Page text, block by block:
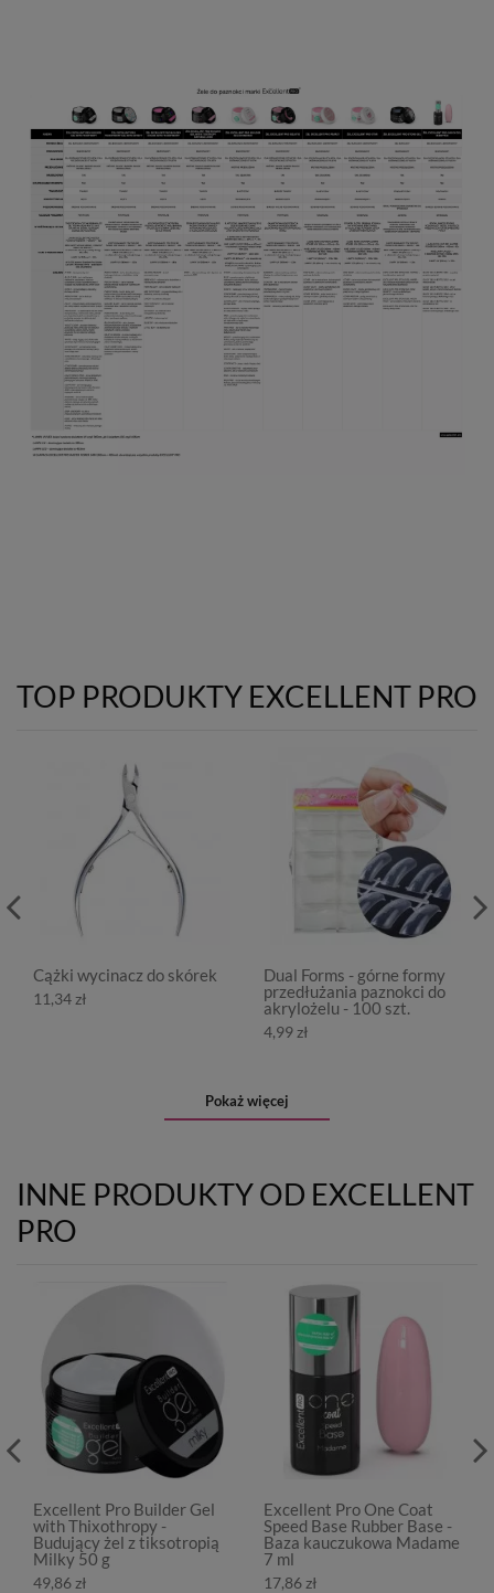
TOP PRODUKTY EXCELLENT PRO
Cążki wycinacz do skórek
11,34 zł
Dual Forms - górne formy
przedłużania paznokci do
akrylożelu - 100 szt.
4,99 zł
Pokaż więcej
INNE PRODUKTY OD EXCELLENT
PRO
Excellent Pro Builder Gel
with Thixothropy -
Budujący żel z tiksotropią
Milky 50 g
49,86 zł
Excellent Pro One Coat
Speed Base Rubber Base -
Baza kauczukowa Madame
7 ml
17,86 zł